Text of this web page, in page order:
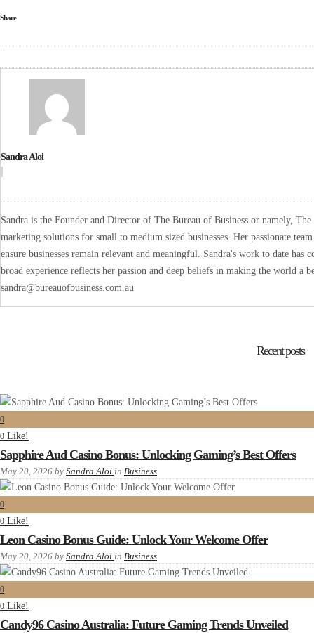
Share
Sandra Aloi
Sandra is the Founder and Director of The Bureau of Business or namely,
marketing solutions for small to medium sized businesses. Her passionate
ensure businesses remain relevant and meaningful. Sandra's work to date
broad experience reflects her passion and deep beliefs in making the world a
sandra@bureauofbusiness.com.au
Recent posts
0
0 Like!
Sapphire Aud Casino Bonus: Unlocking Gaming’s Best Offers
May 20, 2026 by Sandra Aloi in Business
0
0 Like!
Leon Casino Bonus Guide: Unlock Your Welcome Offer
May 20, 2026 by Sandra Aloi in Business
0
0 Like!
Candy96 Casino Australia: Future Gaming Trends Unveiled